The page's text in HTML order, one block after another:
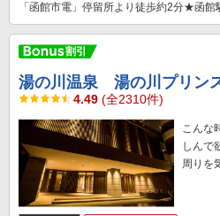
「函館市電」停留所より徒歩約2分★函館
湯の川温泉 湯の川プリン
4.49 (全2310件)
こんな
しんで
周りを